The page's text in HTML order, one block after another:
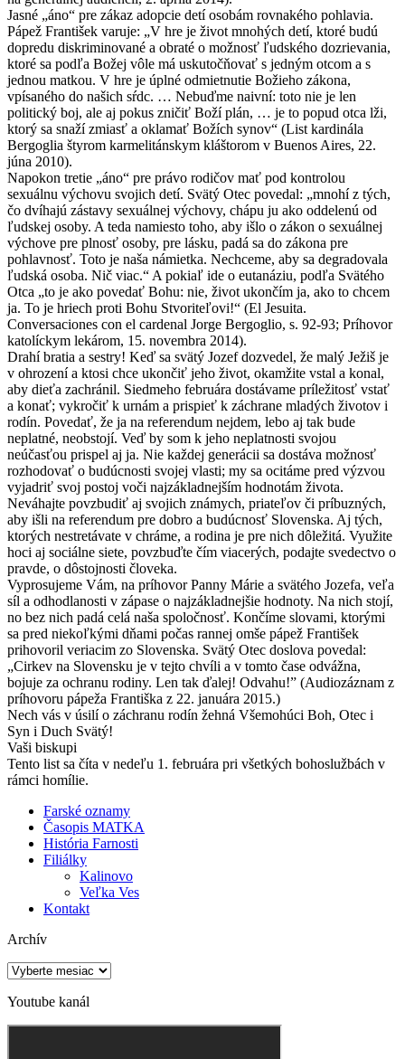
Jasné „áno“ pre zákaz adopcie detí osobám rovnakého pohlavia.
Pápež František varuje: „V hre je život mnohých detí, ktoré budú
dopredu diskriminované a obraté o možnosť ľudského dozrievania,
ktoré sa podľa Božej vôle má uskutočňovať s jedným otcom a s
jednou matkou. V hre je úplné odmietnutie Božieho zákona,
vpísaného do našich sŕdc. … Nebuďme naivní: toto nie je len
politický boj, ale aj pokus zničiť Boží plán, … je to popud otca lži,
ktorý sa snaží zmiasť a oklamať Božích synov“ (List kardinála
Bergoglia štyrom karmelitánskym kláštorom v Buenos Aires, 22.
júna 2010).
Napokon tretie „áno“ pre právo rodičov mať pod kontrolou
sexuálnu výchovu svojich detí. Svätý Otec povedal: „mnohí z tých,
čo dvíhajú zástavy sexuálnej výchovy, chápu ju ako oddelenú od
ľudskej osoby. A teda namiesto toho, aby išlo o zákon o sexuálnej
výchove pre plnosť osoby, pre lásku, padá sa do zákona pre
pohlavnosť. Toto je naša námietka. Nechceme, aby sa degradovala
ľudská osoba. Nič viac.“ A pokiaľ ide o eutanáziu, podľa Svätého
Otca „to je ako povedať Bohu: nie, život ukončím ja, ako to chcem
ja. To je hriech proti Bohu Stvoriteľovi!“ (El Jesuita.
Conversaciones con el cardenal Jorge Bergoglio, s. 92-93; Príhovor
katolíckym lekárom, 15. novembra 2014).
Drahí bratia a sestry! Keď sa svätý Jozef dozvedel, že malý Ježiš je
v ohrození a ktosi chce ukončiť jeho život, okamžite vstal a konal,
aby dieťa zachránil. Siedmeho februára dostávame príležitosť vstať
a konať; vykročiť k urnám a prispieť k záchrane mladých životov i
rodín. Povedať, že ja na referendum nejdem, lebo aj tak bude
neplatné, neobstojí. Veď by som k jeho neplatnosti svojou
neúčasťou prispel aj ja. Nie každej generácii sa dostáva možnosť
rozhodovať o budúcnosti svojej vlasti; my sa ocitáme pred výzvou
vyjadriť svoj postoj voči najzákladnejším hodnotám života.
Neváhajte povzbudiť aj svojich známych, priateľov či príbuzných,
aby išli na referendum pre dobro a budúcnosť Slovenska. Aj tých,
ktorých nestretávate v chráme, a rodina je pre nich dôležitá. Využite
hoci aj sociálne siete, povzbuďte čím viacerých, podajte svedectvo o
pravde, o dôstojnosti človeka.
Vyprosujeme Vám, na príhovor Panny Márie a svätého Jozefa, veľa
síl a odhodlanosti v zápase o najzákladnejšie hodnoty. Na nich stojí,
no bez nich padá celá naša spoločnosť. Končíme slovami, ktorými
sa pred niekoľkými dňami počas rannej omše pápež František
prihovoril veriacim zo Slovenska. Svätý Otec doslova povedal:
„Cirkev na Slovensku je v tejto chvíli a v tomto čase odvážna,
bojuje za ochranu rodiny. Len tak ďalej! Odvahu!” (Audiozáznam z
príhovoru pápeža Františka z 22. januára 2015.)
Nech vás v úsilí o záchranu rodín žehná Všemohúci Boh, Otec i
Syn i Duch Svätý!
Vaši biskupi
Tento list sa číta v nedeľu 1. februára pri všetkých bohoslužbách v
rámci homílie.
Farské oznamy
Časopis MATKA
História Farnosti
Filiálky
Kalinovo
Veľka Ves
Kontakt
Archív
Archív
Youtube kanál